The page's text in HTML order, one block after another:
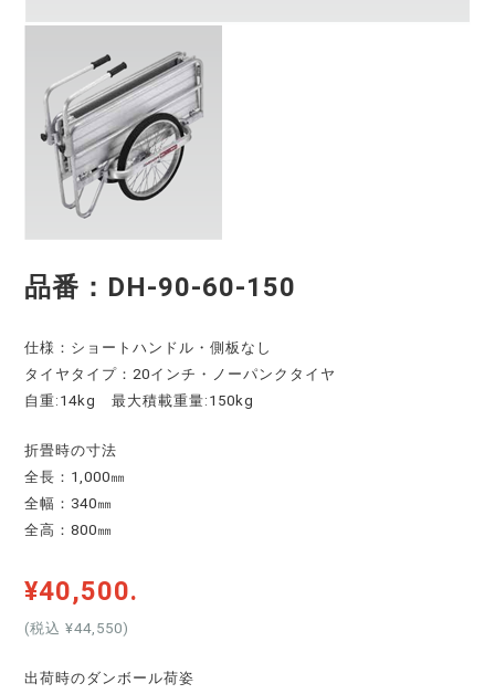
品番：DH-90-60-150
仕様：ショートハンドル・側板なし
タイヤタイプ：20インチ・ノーパンクタイヤ
自重:14kg 最大積載重量:150kg
折畳時の寸法
全長：1,000㎜
全幅：340㎜
全高：800㎜
¥40,500.
(税込 ¥44,550)
出荷時のダンボール荷姿